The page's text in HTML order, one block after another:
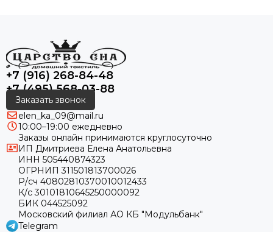
+7 (916) 268-84-48
+7 (495) 568-03-88
Заказать звонок
elen_ka_09@mail.ru
10:00–19:00 ежедневно
Заказы онлайн принимаются круглосуточно
ИП Дмитриева Елена Анатольевна
ИНН 505440874323
ОГРНИП 311501813700026
Р/сч 40802810370010012433
К/с 30101810645250000092
БИК 044525092
Московский филиал АО КБ "Модульбанк"
Telegram